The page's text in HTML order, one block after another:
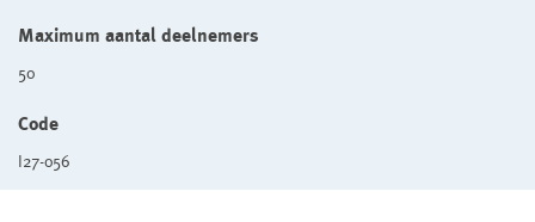
Maximum aantal deelnemers
50
Code
I27-056